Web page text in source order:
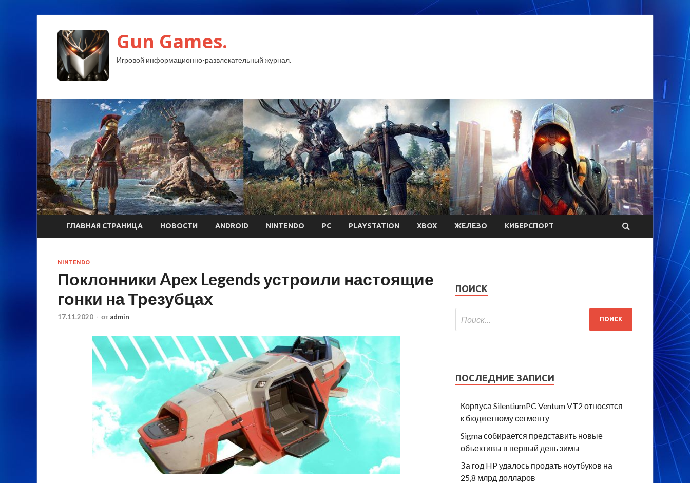
Gun Games.
Игровой информационно-развлекательный журнал.
ГЛАВНАЯ СТРАНИЦА НОВОСТИ ANDROID NINTENDO PC PLAYSTATION XBOX ЖЕЛЕЗО КИБЕРСПОРТ
NINTENDO
Поклонники Apex Legends устроили настоящие
гонки на Трезубцах
17.11.2020 - от admin
ПОИСК
ПОСЛЕДНИЕ ЗАПИСИ
Корпуса SilentiumPC Ventum VT2 относятся
к бюджетному сегменту
Sigma собирается представить новые
объективы в первый день зимы
За год HP удалось продать ноутбуков на
25,8 млрд долларов